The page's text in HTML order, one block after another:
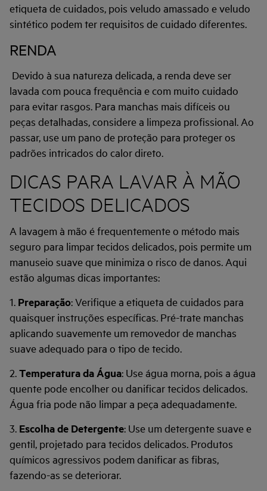
etiqueta de cuidados, pois veludo amassado e veludo
sintético podem ter requisitos de cuidado diferentes.
RENDA
Devido à sua natureza delicada, a renda deve ser
lavada com pouca frequência e com muito cuidado
para evitar rasgos. Para manchas mais difíceis ou
peças detalhadas, considere a limpeza profissional. Ao
passar, use um pano de proteção para proteger os
padrões intricados do calor direto.
DICAS PARA LAVAR À MÃO
TECIDOS DELICADOS
A lavagem à mão é frequentemente o método mais
seguro para limpar tecidos delicados, pois permite um
manuseio suave que minimiza o risco de danos. Aqui
estão algumas dicas importantes:
1. Preparação: Verifique a etiqueta de cuidados para
quaisquer instruções específicas. Pré-trate manchas
aplicando suavemente um removedor de manchas
suave adequado para o tipo de tecido.
2.Temperatura da Água: Use água morna, pois a água
quente pode encolher ou danificar tecidos delicados.
Água fria pode não limpar a peça adequadamente.
3. Escolha de Detergente: Use um detergente suave e
gentil, projetado para tecidos delicados. Produtos
químicos agressivos podem danificar as fibras,
fazendo-as se deteriorar.